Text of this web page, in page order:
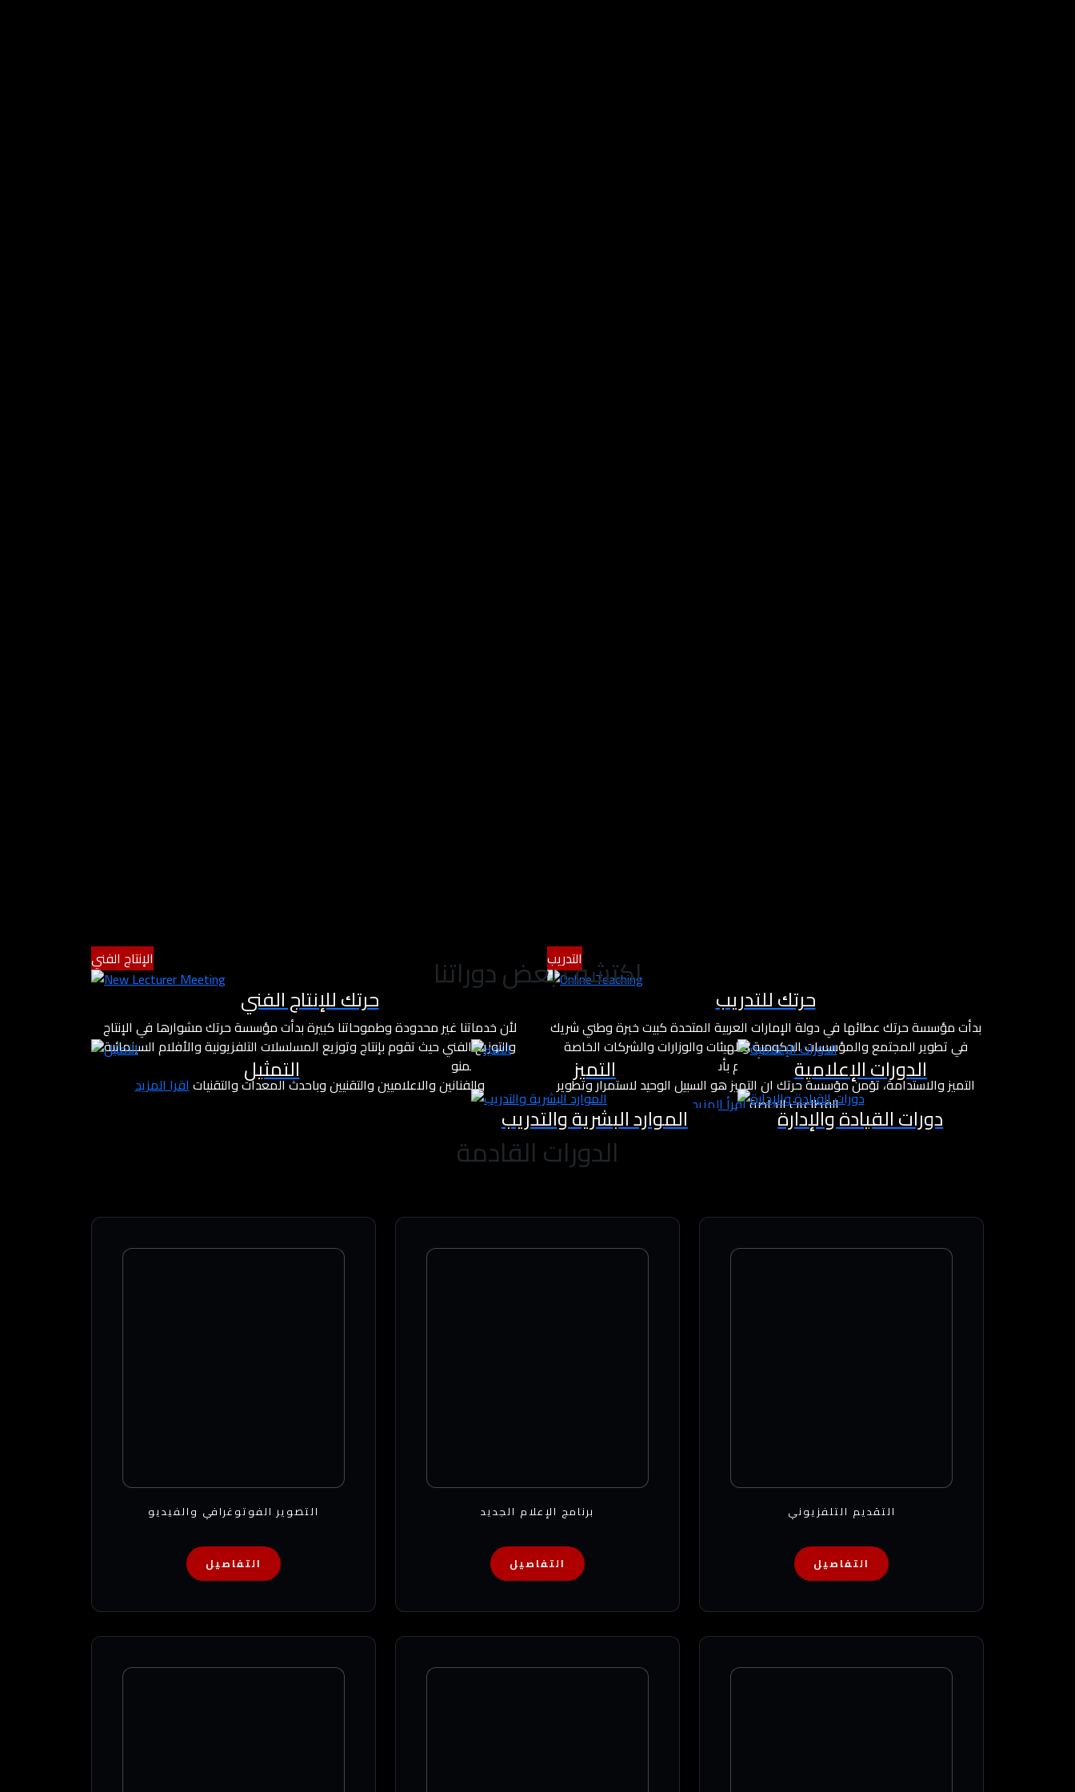
الإنتاج الفني
حرتك للإنتاج الفني
لأن خدماتنا غير محدودة وطموحاتنا كبيرة بدأت مؤسسة حرتك مشوارها في الإنتاج
والتوزيع الفني حيث تقوم بإنتاج وتوزيع المسلسلات التلفزيونية والأفلام السينمائية
والبرامج المنوعة والترفيهية لتضع بصمتها الخاصة في عالم الفن مع نخبة من الكتاب
والفنانين والاعلاميين والتقنيين وباحدث المعدات والتقنياتاقرأ المزيد
التدريب
حرتك للتدريب
بدأت مؤسسة حرتك عطائها في دولة الإمارات العربية المتحدة كبيت خبرة وطني شريك
في تطوير المجتمع والمؤسسات الحكومية والهيئات والوزارات والشركات الخاصة
والإعلامية والفنية وطرح مشاريع درامية وأفلام بأسلوب مختلف يعتمد على معايير
التميز والاستدامة، تؤمن مؤسسة حرتك أن التميز هو السبيل الوحيد لاستمرار وتطوير
القطاعات الخاصةاقرأ المزيد
اكتشف بعض دوراتنا
التمثيل التميز
الدورات الإعلامية
الموارد البشرية والتدريب
دورات القيادة والإدارة
الدورات القادمة
التقديم التلفزيوني
التفاصيل
برنامج الإعلام الجديد
التفاصيل
التصوير الفوتوغرافي والفيديو
التفاصيل